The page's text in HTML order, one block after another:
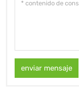
enviar mensaje